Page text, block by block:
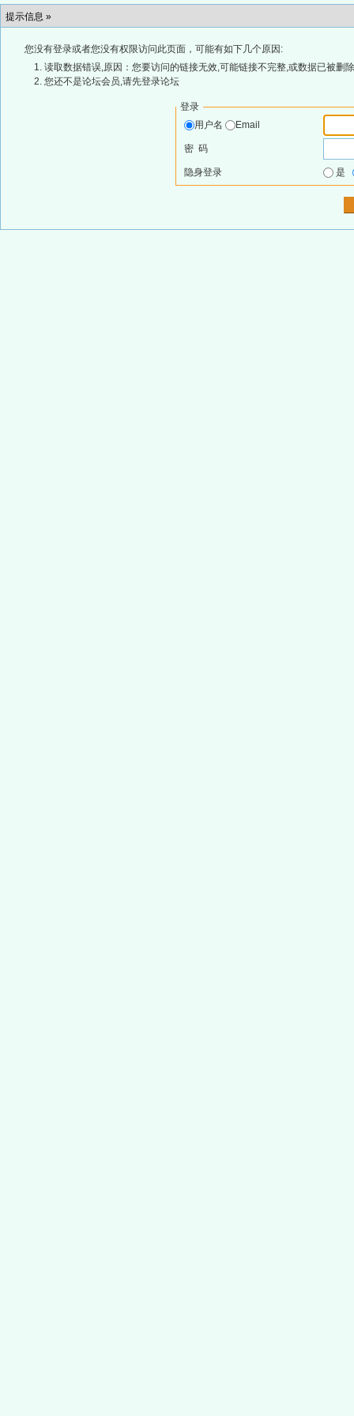
提示信息 »
您没有登录或者您没有权限访问此页面，可能有如下几个原因:
读取数据错误,原因：您要访问的链接无效,可能链接不完整,或数据已被删
您还不是论坛会员,请先登录论坛
登录
用户名
Email
密 码
隐身登录 是